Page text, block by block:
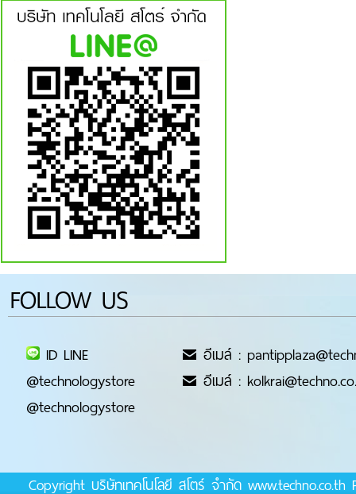
FOLLOW US
ID LINE
@technologystore
@technologystore
อีเมล์ :
อีเมล์ :
Copyright บริษัทเทคโนโลยี สโตร์ จำกัด